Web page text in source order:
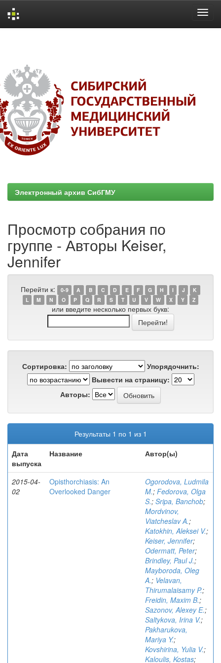
Электронный архив СибГМУ
Просмотр собрания по
группе - Авторы Keiser,
Jennifer
Перейти к: 0-9 A B C D E F G H I J
K
L
M N O P Q R S T U V W X Y Z
или введите несколько первых букв:
Сортировка:
Упорядочнить:
Вывести на страницу:
Авторы:
Результаты 1 по 1 из 1
Дата
выпуска
Название Автор(ы)
2015-04-
02
Opisthorchiasis: An
Overlooked Danger
Ogorodova, Ludmila
M.; Fedorova, Olga
S.; Sripa, Banchob;
Mordvinov,
Viatcheslav A.;
Katokhin, Aleksei V.;
Keiser, Jennifer;
Odermatt, Peter;
Brindley, Paul J.;
Mayboroda, Oleg
A.; Velavan,
Thirumalaisamy P.;
Freidin, Maxim B.;
Sazonov, Alexey E.;
Saltykova, Irina V.;
Pakharukova,
Mariya Y.;
Kovshirina, Yulia V.;
Kaloulis, Kostas;